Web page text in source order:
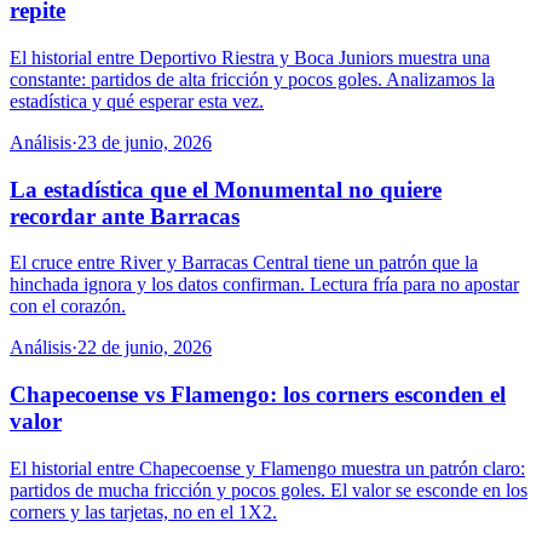
repite
El historial entre Deportivo Riestra y Boca Juniors muestra una
constante: partidos de alta fricción y pocos goles. Analizamos la
estadística y qué esperar esta vez.
Análisis·23 de junio, 2026
La estadística que el Monumental no quiere
recordar ante Barracas
El cruce entre River y Barracas Central tiene un patrón que la
hinchada ignora y los datos confirman. Lectura fría para no apostar
con el corazón.
Análisis·22 de junio, 2026
Chapecoense vs Flamengo: los corners esconden el
valor
El historial entre Chapecoense y Flamengo muestra un patrón claro:
partidos de mucha fricción y pocos goles. El valor se esconde en los
corners y las tarjetas, no en el 1X2.